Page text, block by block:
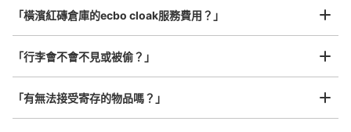
工作人員拍完行李照片後
我們與許多地點方便的車站內店舖以及24小時營業的店鋪合作。
「橫濱紅磚倉庫的ecbo cloak服務費用？」
「行李會不會不見或被偷？」
「有無法接受寄存的物品嗎？」